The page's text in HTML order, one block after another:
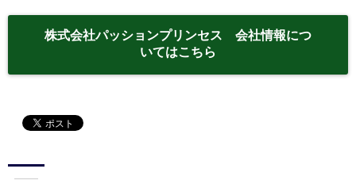
株式会社パッションプリンセス 会社情報につ
いてはこちら